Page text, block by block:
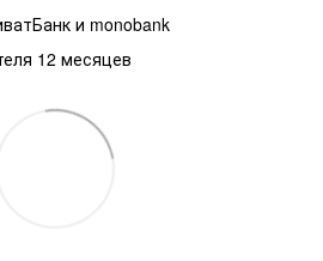
и monobank
12 месяцев